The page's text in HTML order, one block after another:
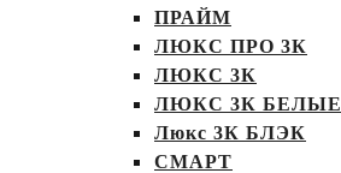
ПРАЙМ
ЛЮКС ПРО 3К
ЛЮКС 3К
ЛЮКС 3К БЕЛЫЕ
Люкс 3К БЛЭК
СМАРТ